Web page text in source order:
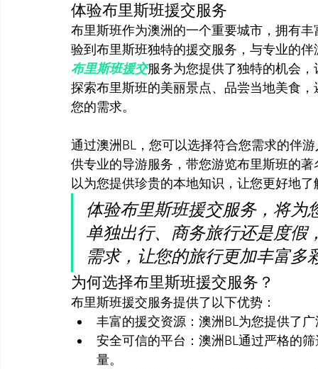
体验布里斯班援交服务
布里斯班作为澳洲的一个重要城市，拥有
验到布里斯班独特的援交服务，与专业的
布里斯班援交服务为您提供了独特的机会
探索布里斯班的美丽景点、品尝当地美食
您的需求。
通过澳洲BL，您可以选择符合您需求的伴
供专业的导游服务，带您游览布里斯班的
以为您提供珍贵的本地知识，让您更好地
体验布里斯班援交服务，将为
单独出行、商务旅行还是度假
需求，让您的旅行更加丰富多
为何选择布里斯班援交服务？
布里斯班援交服务提供了以下优势：
丰富的援交资源：澳洲BL为您提供了
安全可信的平台：澳洲BL通过严格的
量。